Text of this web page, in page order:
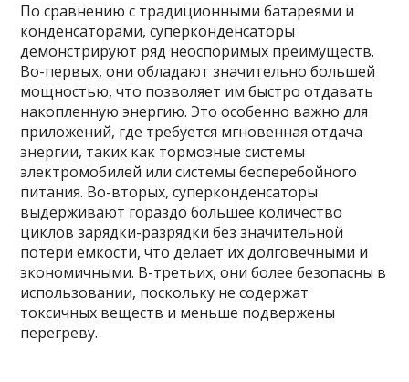
По сравнению с традиционными батареями и
конденсаторами, суперконденсаторы
демонстрируют ряд неоспоримых преимуществ.
Во-первых, они обладают значительно большей
мощностью, что позволяет им быстро отдавать
накопленную энергию. Это особенно важно для
приложений, где требуется мгновенная отдача
энергии, таких как тормозные системы
электромобилей или системы бесперебойного
питания. Во-вторых, суперконденсаторы
выдерживают гораздо большее количество
циклов зарядки-разрядки без значительной
потери емкости, что делает их долговечными и
экономичными. В-третьих, они более безопасны в
использовании, поскольку не содержат
токсичных веществ и меньше подвержены
перегреву.